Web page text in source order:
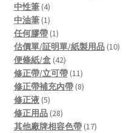
中性筆 44
products
中油筆 11
product
任何膠帶 11
product
估價單/証明單/紙製用品 1010
便條紙/盒 4242
products
修正帶/立可帶 1111
products
修正帶補充內帶 88
修正液 55
products
修正用品 2828
products
其他廠牌相容色帶 1717